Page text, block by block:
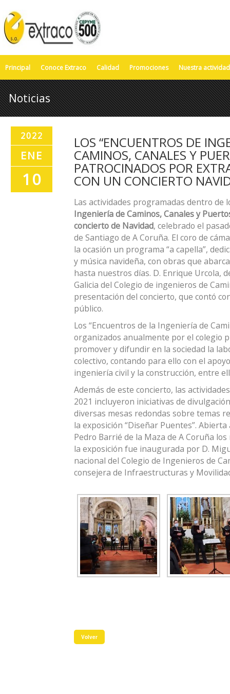
Principal Conoce Extraco Calidad Promociones Nuestra actividad
Noticias
2022
ENE
10
LOS “ENCUENTROS DE
CAMINOS, CANALES Y
PATROCINADOS POR
CON UN CONCIERTO
Las actividades programadas dentro de
Ingeniería de Caminos, Canales y
concierto de Navidad, celebrado el
de Santiago de A Coruña. El coro de
la ocasión un programa “a capella”,
y música navideña, con obras que
hasta nuestros días. D. Enrique Urcola,
Galicia del Colegio de ingenieros de
presentación del concierto, que contó
público.
Los “Encuentros de la Ingeniería de
organizados anualmente por el colegio
promover y difundir en la sociedad la
colectivo, contando para ello con el
ingeniería civil y la construcción, entre
Además de este concierto, las
2021 incluyeron iniciativas de
diversas mesas redondas sobre temas
la exposición “Diseñar Puentes”.
Pedro Barrié de la Maza de A Coruña
la exposición fue inaugurada por D.
nacional del Colegio de Ingenieros de
consejera de Infraestructuras y
Volver